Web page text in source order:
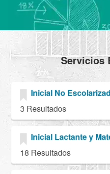
Servicios
Inicial No
3 Resultados
Inicial Lactante y
18 Resultados